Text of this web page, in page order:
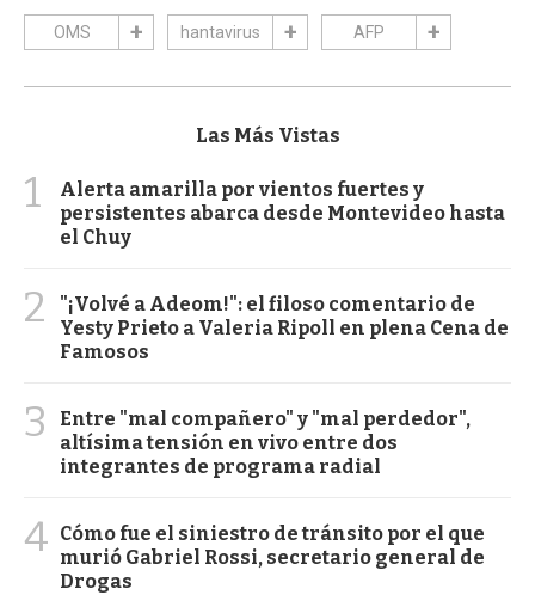
OMS hantavirus AFP
Las Más Vistas
1
Alerta amarilla por vientos fuertes y
persistentes abarca desde Montevideo hasta
el Chuy
2
"¡Volvé a Adeom!": el filoso comentario de
Yesty Prieto a Valeria Ripoll en plena Cena de
Famosos
3
Entre "mal compañero" y "mal perdedor",
altísima tensión en vivo entre dos
integrantes de programa radial
4 Cómo fue el siniestro de tránsito por el que
murió Gabriel Rossi, secretario general de
Drogas